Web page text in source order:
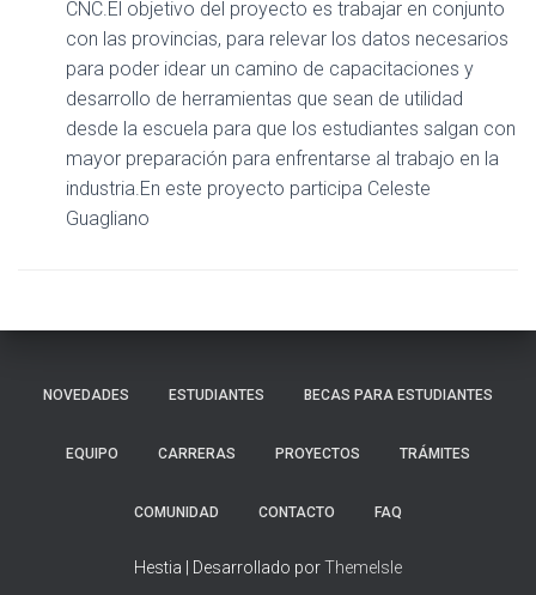
CNC.El objetivo del proyecto es trabajar en conjunto
con las provincias, para relevar los datos necesarios
para poder idear un camino de capacitaciones y
desarrollo de herramientas que sean de utilidad
desde la escuela para que los estudiantes salgan con
mayor preparación para enfrentarse al trabajo en la
industria.En este proyecto participa Celeste
Guagliano
NOVEDADES ESTUDIANTES BECAS PARA ESTUDIANTES
EQUIPO CARRERAS PROYECTOS TRÁMITES
COMUNIDAD CONTACTO FAQ
Hestia | Desarrollado porThemeIsle